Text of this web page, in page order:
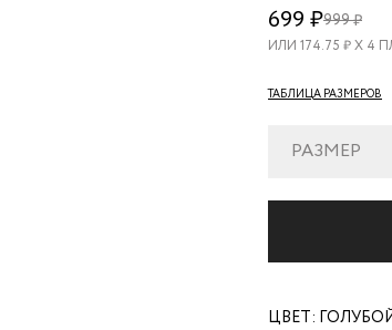
41
699 ₽999 ₽
ИЛИ 174.75 ₽ Х 4
ТАБЛИЦА РАЗМЕРОВ
РАЗМЕР
ЦВЕТ: